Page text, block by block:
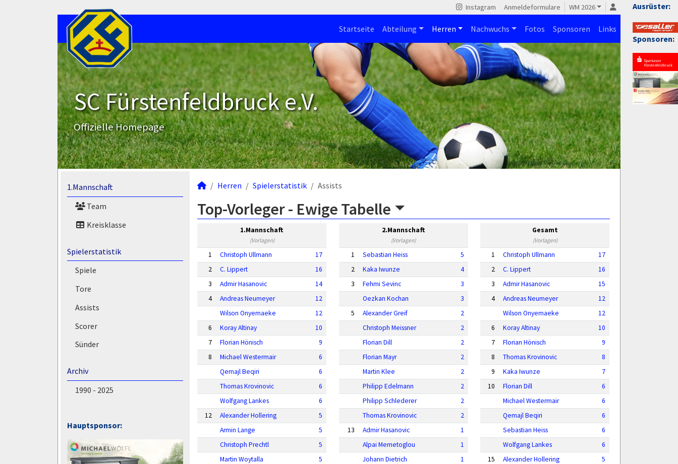
Ausrüster:
Sponsoren:
Instagram Anmeldeformulare WM 2026
Startseite Abteilung Herren Nachwuchs Fotos Sponsoren Links
SC Fürstenfeldbruck e.V.
Offizielle Homepage
1.Mannschaft
Team
Kreisklasse
Spielerstatistik
Spiele
Tore
Assists
Scorer
Sünder
Archiv
1990 - 2025
Hauptsponsor:
Herren Spielerstatistik Assists
Top-Vorleger - Ewige Tabelle
1.Mannschaft
(Vorlagen)
1 Christoph Ullmann
17
2
C. Lippert
16
3
Admir Hasanovic
14
4
Andreas Neumeyer
12
Wilson Onyemaeke
12
6
Koray Altinay
10
7
Florian Hönisch
9
8
Michael Westermair
6
Qemajl Beqiri
6
Thomas Krovinovic
6
Wolfgang Lankes
6
12
Alexander Hollering
5
Armin Lange
5
Christoph Prechtl
5
Martin Woytalla
5
2.Mannschaft
(Vorlagen)
1 Sebastian Heiss
5
2
Kaka Iwunze
4
3
Fehmi Sevinc
3
Oezkan Kochan
3
5
Alexander Greif
2
Christoph Meissner
2
Florian Dill
2
Florian Mayr
2
Martin Klee
2
Philipp Edelmann
2
Philipp Schlederer
2
Thomas Krovinovic
2
13
Admir Hasanovic
1
Alpai Memetoglou
1
Johann Dietrich
1
Gesamt
(Vorlagen)
1 Christoph Ullmann
17
2
C. Lippert
16
3
Admir Hasanovic
15
4
Andreas Neumeyer
12
Wilson Onyemaeke
12
6
Koray Altinay
10
7
Florian Hönisch
9
8
Thomas Krovinovic
8
9
Kaka Iwunze
7
10
Florian Dill
6
Michael Westermair
6
Qemajl Beqiri
6
Sebastian Heiss
6
Wolfgang Lankes
6
15
Alexander Hollering
5